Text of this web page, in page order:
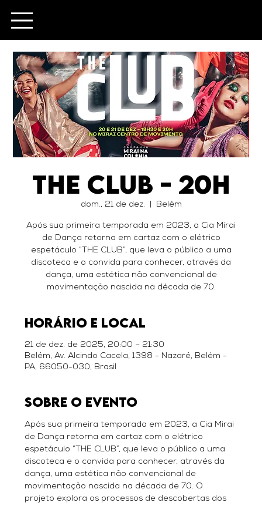
The Club - 20h
dom., 21 de dez. Belém
Após sua primeira temporada em 2023, a Cia Mirai
de Dança retorna em cartaz com o elétrico
espetáculo “THE CLUB”, que leva o público a uma
discoteca e o convida para conhecer, através da
dança, uma estética não convencional de
movimentação nascida na década de 70.
Horário e local
21 de dez. de 2025, 20:00 – 21:30
Belém, Av. Alcindo Cacela, 1398 - Nazaré, Belém -
PA, 66050-030, Brasil
Sobre o evento
Após sua primeira temporada em 2023, a Cia Mirai
de Dança retorna em cartaz com o elétrico
espetáculo “THE CLUB”, que leva o público a uma
discoteca e o convida para conhecer, através da
dança, uma estética não convencional de
movimentação nascida na década de 70. O
projeto explora os processos de descobertas dos